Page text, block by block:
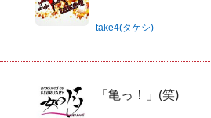
take4(タケシ)
「亀っ！」(笑)